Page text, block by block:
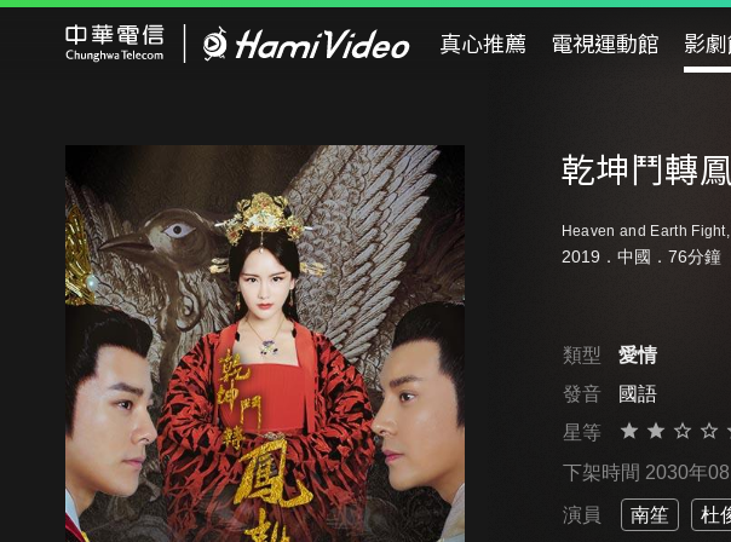
真心推薦 電視運動館 影劇
乾坤鬥轉
Heaven and Earth
2019．中國．76分鐘
類型
愛情
發音
國語
星等
下架時間 2030年08
演員 南笙 杜